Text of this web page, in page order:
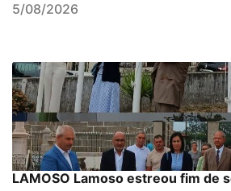
5/08/2026
LAMOSO Lamoso estreou fim de